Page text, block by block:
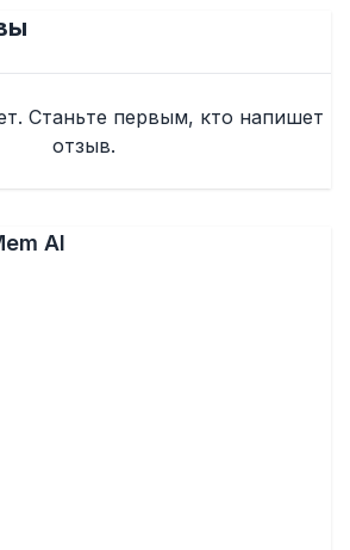
Станьте первым, кто напишет
отзыв.
AI